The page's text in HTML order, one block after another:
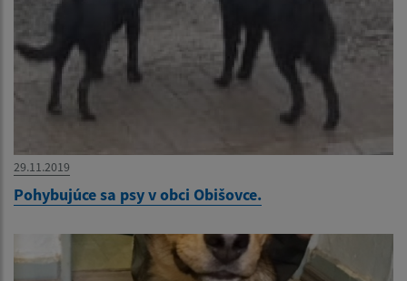
29.11.2019
Pohybujúce sa psy v obci Obišovce.